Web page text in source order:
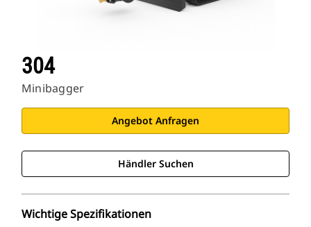
304
Minibagger
Angebot Anfragen
Händler Suchen
Wichtige Spezifikationen